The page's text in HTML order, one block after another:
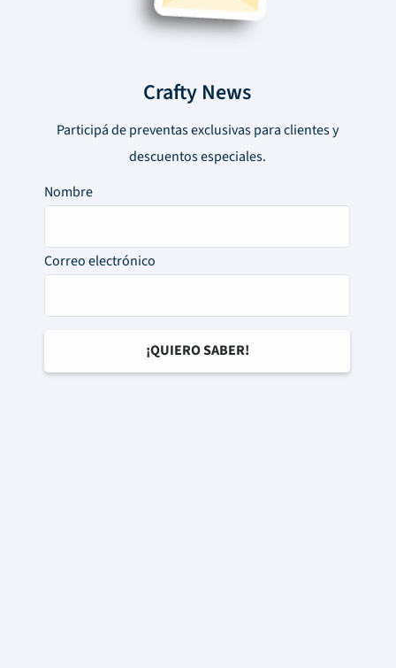
Crafty News
Participá de preventas exclusivas para clientes y
descuentos especiales.
Nombre
Correo electrónico